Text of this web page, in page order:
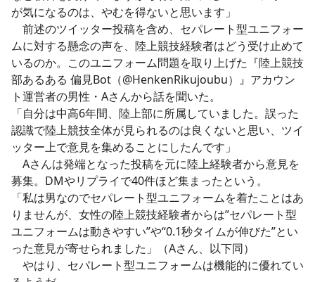
が気になるのは、やむを得ないと思います」
前述のツイッター投稿を含め、セパレート型ユニフォー
ムに対する懸念の声を、陸上競技経験者はどう受け止めて
いるのか。このユニフォーム問題を取り上げた『陸上競技
部あるある 偏見Bot（@HenkenRikujoubu）』アカウン
ト運営者の男性・Aさんから話を聞いた。
「自分は中高6年間、陸上部に所属していました。誤った
認識で陸上競技全体が見られるのは良くないと思い、ツイ
ッター上で意見を集めることにしたんです」
Aさんは発端となった投稿を元に陸上経験者から意見を
募集。DMやリプライで40件ほど集まったという。
「私は男なのでセパレート型ユニフォームを着たことはあ
りませんが、女性の陸上競技経験者からは”セパレート型
ユニフォームは動きやすい”や“0.1秒タイムが伸びた”とい
った意見が寄せられました」（Aさん、以下同）
やはり、セパレート型ユニフォームは機能的に優れてい